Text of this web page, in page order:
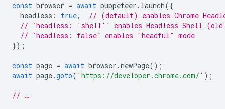
const browser = await puppeteer . launch({
headless : true,
// (default) enables Chrome
// `headless: 'shell'` enables Headless Shell (old
// `headless: false` enables "headful" mode
});
const page = await browser .newPage();
await page.goto( 'https://developer.chrome.com/' );
// …